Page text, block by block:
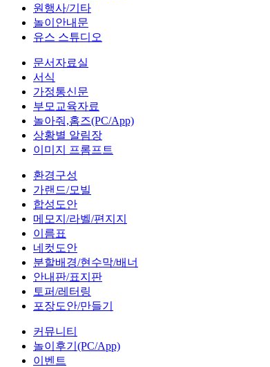
원행사/기타
놀이안내문
유스 스튜디오
문서자료실
서식
가정통신문
부모교육자료
놀아줘,홈즈(PC/App)
상황별 알림장
이미지 프롬프트
환경구성
가랜드/모빌
합성도안
메모지/라벨/편지지
이름표
네컷도안
분할배경/현수막/배너
안내판/표지판
토퍼/레터링
포장도안/만들기
커뮤니티
놀이후기(PC/App)
이벤트